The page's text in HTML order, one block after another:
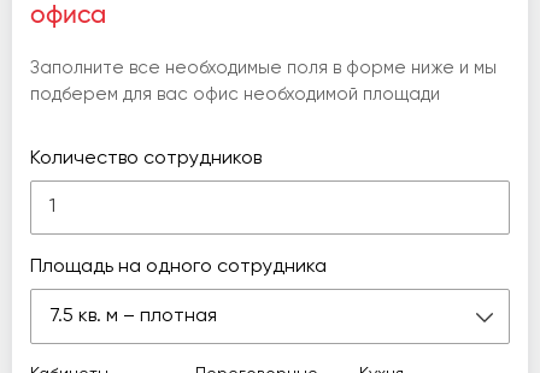
офиса
Заполните все необходимые поля в форме ниже и мы
подберем для вас офис необходимой площади
Количество сотрудников
Площадь на одного сотрудника
7.5 кв. м – плотная